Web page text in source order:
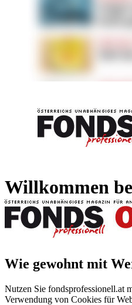
Willkommen
Wie gewohnt mit
Nutzen Sie fondsprofessionell.at
Verwendung von Cookies für